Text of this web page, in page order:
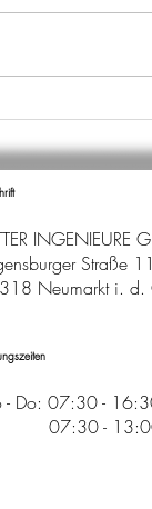
INGENIEURE
Straße
Neumarkt i. d.
- Do: 07:30 -
07:30 -